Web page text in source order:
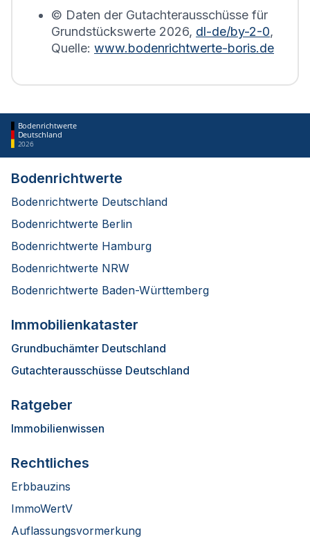
© Daten der Gutachterausschüsse für
Grundstückswerte 2026, dl-de/by-2-0,
Quelle: www.bodenrichtwerte-boris.de
Bodenrichtwerte
Deutschland
2026
Bodenrichtwerte
Bodenrichtwerte Deutschland
Bodenrichtwerte Berlin
Bodenrichtwerte Hamburg
Bodenrichtwerte NRW
Bodenrichtwerte Baden-Württemberg
Immobilienkataster
Grundbuchämter Deutschland
Gutachterausschüsse Deutschland
Ratgeber
Immobilienwissen
Rechtliches
Erbbauzins
ImmoWertV
Auflassungsvormerkung